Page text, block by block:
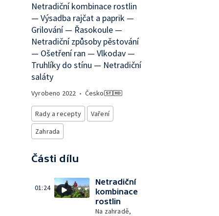
Netradiční kombinace rostlin
— Výsadba rajčat a paprik —
Grilování — Řasokoule —
Netradiční způsoby pěstování
— Ošetření ran — Vlkodav —
Truhlíky do stínu — Netradiční
saláty
Vyrobeno 2022 • Česko
Rady a recepty
Vaření
Zahrada
Části dílu
01:24
Netradiční
kombinace
rostlin
Na zahradě,